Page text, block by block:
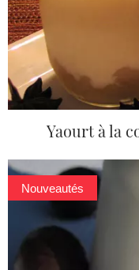
Yaourt à la
Nouveautés